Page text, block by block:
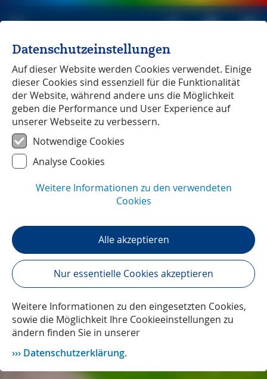
Michael Müller Verlag unabhängig seit 1979
Mecklenburgische Seenplatte
Datenschutzeinstellungen
Auf dieser Website werden Cookies verwendet. Einige
dieser Cookies sind essenziell für die Funktionalität
der Website, während andere uns die Möglichkeit
geben die Performance und User Experience auf
unserer Webseite zu verbessern.
Notwendige Cookies
Analyse Cookies
Weitere Informationen zu den verwendeten
Cookies
Alle akzeptieren
Nur essentielle Cookies akzeptieren
Weitere Informationen zu den eingesetzten Cookies,
sowie die Möglichkeit Ihre Cookieeinstellungen zu
ändern finden Sie in unserer
Datenschutzerklärung.